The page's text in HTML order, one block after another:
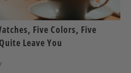
Five Colors, Five
Leave You